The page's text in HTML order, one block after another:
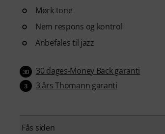
Mørk tone
Nem respons og kontrol
Anbefales til jazz
30 30 dages-Money Back garanti
3 3 års Thomann garanti
Fås siden